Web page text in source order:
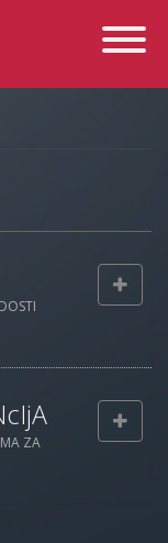
Toggle
ZA